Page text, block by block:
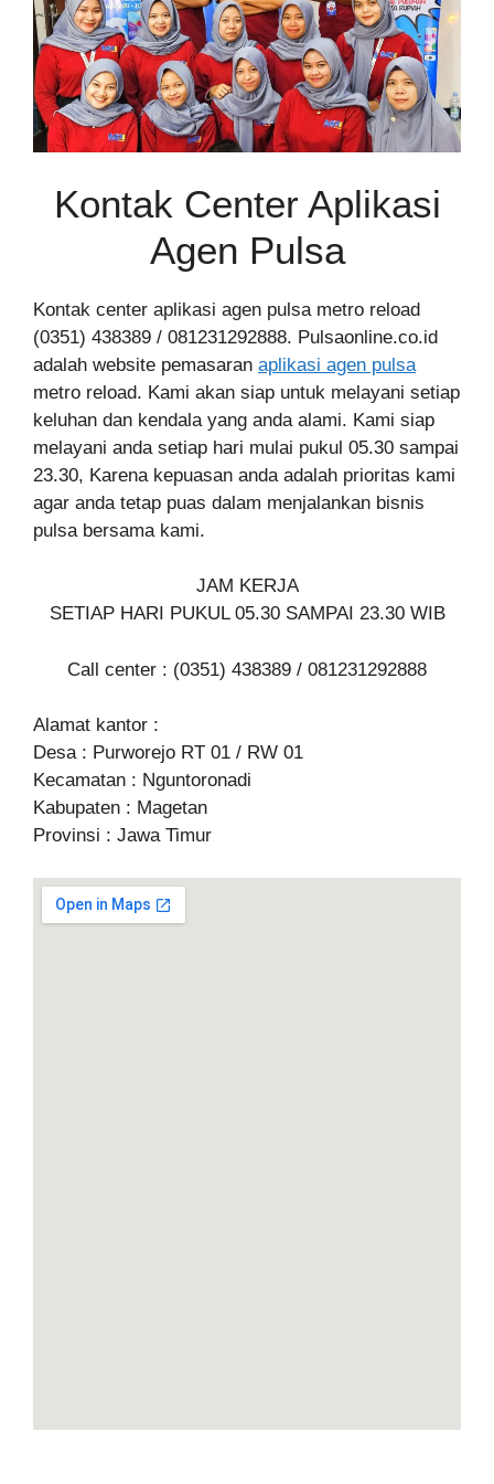
Kontak Center Aplikasi
Agen Pulsa
Kontak center aplikasi agen pulsa metro reload
(0351) 438389 / 081231292888. Pulsaonline.co.id
adalah website pemasaran aplikasi agen pulsa
metro reload. Kami akan siap untuk melayani setiap
keluhan dan kendala yang anda alami. Kami siap
melayani anda setiap hari mulai pukul 05.30 sampai
23.30, Karena kepuasan anda adalah prioritas kami
agar anda tetap puas dalam menjalankan bisnis
pulsa bersama kami.
JAM KERJA
SETIAP HARI PUKUL 05.30 SAMPAI 23.30 WIB
Call center : (0351) 438389 / 081231292888
Alamat kantor :
Desa : Purworejo RT 01 / RW 01
Kecamatan : Nguntoronadi
Kabupaten : Magetan
Provinsi : Jawa Timur